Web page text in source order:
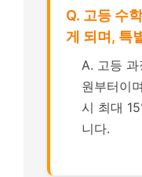
Q. 고등 수
게 되며, 특
A. 고등
원부터이
시 최대
니다.